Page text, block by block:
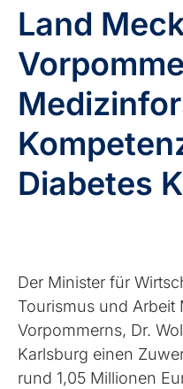
Land
Diabetes
Der Minister für
Tourismus und Arbeit
Vorpommerns, Dr.
Karlsburg einen
rund 1,05 Millionen